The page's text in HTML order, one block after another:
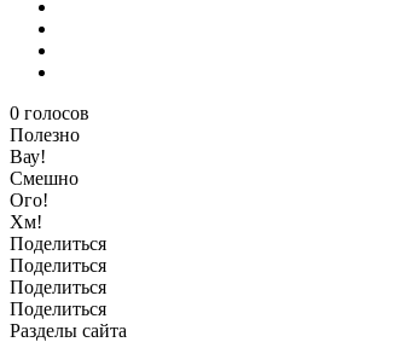
0 голосов
Полезно
Вау!
Смешно
Ого!
Хм!
Поделиться
Поделиться
Поделиться
Поделиться
Разделы сайта